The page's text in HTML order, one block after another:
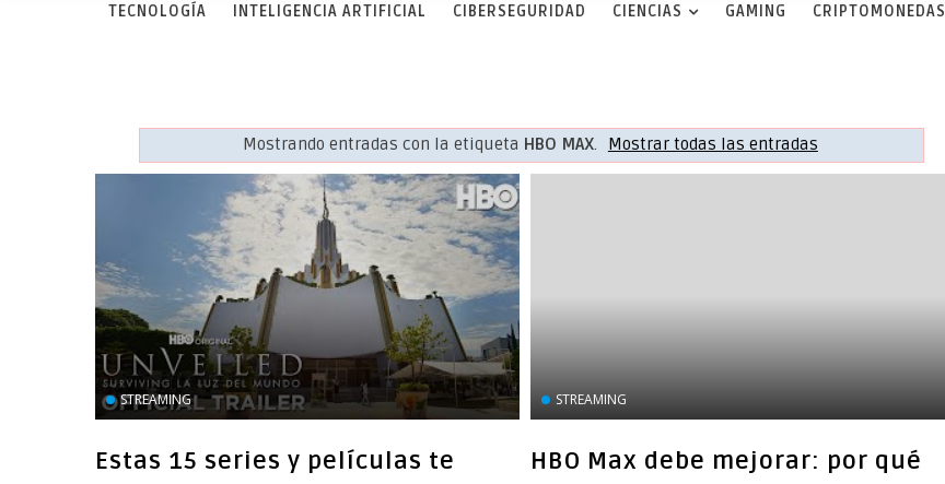
TECNOLOGÍA INTELIGENCIA ARTIFICIAL CIBERSEGURIDAD CIENCIAS GAMING CRIPTOMONEDAS
Mostrando entradas con la etiqueta HBO MAX. Mostrar todas las entradas
STREAMING
Estas 15 series y películas te
STREAMING
HBO Max debe mejorar: por qué